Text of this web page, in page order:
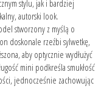
stylu, jak i bardziej
autorski look.
stworzony z myślą o
doskonale rzeźbi sylwetkę,
aby optycznie wydłużyć
mini podkreśla smukłość
jednocześnie zachowując